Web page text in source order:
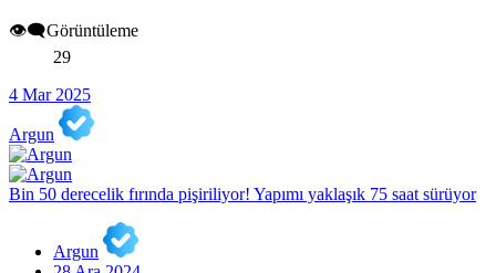
👁️‍🗨️Görüntüleme
29
4 Mar 2025
Argun
Bin 50 derecelik fırında pişiriliyor! Yapımı yaklaşık 75 saat sürüyor
Argun